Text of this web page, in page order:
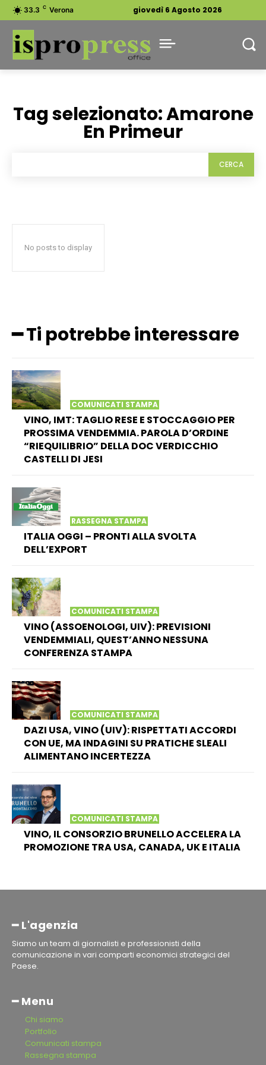
33.3 C Verona giovedì 6 Agosto 2026
Tag selezionato:Amarone
En Primeur
CERCA
No posts to display
━ Ti potrebbe interessare
COMUNICATI STAMPA
VINO, IMT: TAGLIO RESE E STOCCAGGIO PER
PROSSIMA VENDEMMIA. PAROLA D’ORDINE
“RIEQUILIBRIO” DELLA DOC VERDICCHIO
CASTELLI DI JESI
RASSEGNA STAMPA
ITALIA OGGI – PRONTI ALLA SVOLTA
DELL’EXPORT
COMUNICATI STAMPA
VINO (ASSOENOLOGI, UIV): PREVISIONI
VENDEMMIALI, QUEST’ANNO NESSUNA
CONFERENZA STAMPA
COMUNICATI STAMPA
DAZI USA, VINO (UIV): RISPETTATI ACCORDI
CON UE, MA INDAGINI SU PRATICHE SLEALI
ALIMENTANO INCERTEZZA
COMUNICATI STAMPA
VINO, IL CONSORZIO BRUNELLO ACCELERA LA
PROMOZIONE TRA USA, CANADA, UK E ITALIA
━ L'agenzia
Siamo un team di giornalisti e professionisti della
comunicazione in vari comparti economici strategici del
Paese.
━ Menu
Chi siamo
Portfolio
Comunicati stampa
Rassegna stampa